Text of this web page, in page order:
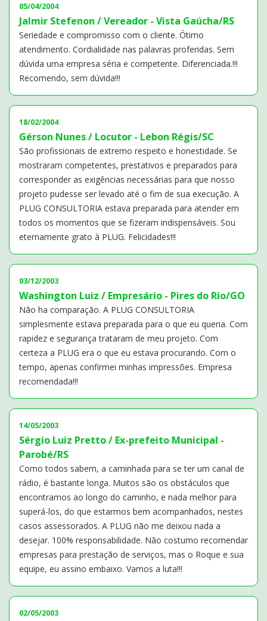
05/04/2004
Jalmir Stefenon / Vereador - Vista Gaúcha/RS
Seriedade e compromisso com o cliente. Ótimo
atendimento. Cordialidade nas palavras proferidas. Sem
dúvida uma empresa séria e competente. Diferenciada.!!!
Recomendo, sem dúvida!!!
18/02/2004
Gérson Nunes / Locutor - Lebon Régis/SC
São profissionais de extremo respeito e honestidade. Se
mostraram competentes, prestativos e preparados para
corresponder as exigências necessárias para que nosso
projeto pudesse ser levado até o fim de sua execução. A
PLUG CONSULTORIA estava preparada para atender em
todos os momentos que se fizeram indispensáveis. Sou
eternamente grato à PLUG. Felicidades!!!
03/12/2003
Washington Luiz / Empresário - Pires do Rio/GO
Não ha comparação. A PLUG CONSULTORIA
simplesmente estava preparada para o que eu queria. Com
rapidez e segurança trataram de meu projeto. Com
certeza a PLUG era o que eu estava procurando. Com o
tempo, apenas confirmei minhas impressões. Empresa
recomendada!!!
14/05/2003
Sérgio Luiz Pretto / Ex-prefeito Municipal -
Parobé/RS
Como todos sabem, a caminhada para se ter um canal de
rádio, é bastante longa. Muitos são os obstáculos que
encontramos ao longo do caminho, e nada melhor para
superá-los, do que estarmos bem acompanhados, nestes
casos assessorados. A PLUG não me deixou nada a
desejar. 100% responsabilidade. Não costumo recomendar
empresas para prestação de serviços, mas o Roque e sua
equipe, eu assino embaixo. Vamos a luta!!!
02/05/2003